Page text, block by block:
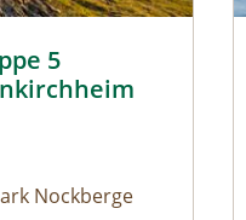
5
Nockberge